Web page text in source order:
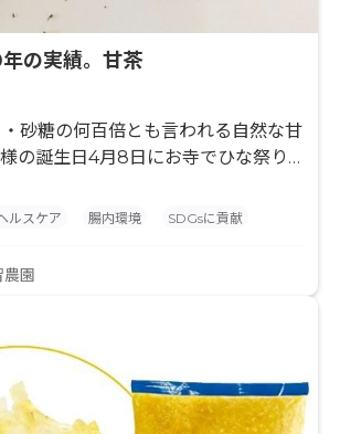
の実績。甘茶
砂糖の何百倍とも言われる自然な甘
の誕生日4月8日にお寺でひな祭りの
をかけます。
ルスケア 腸内環境 SDGsに貢献
園